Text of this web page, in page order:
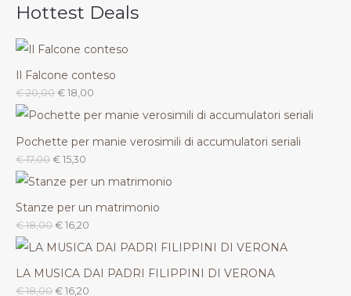
Hottest Deals
Il Falcone conteso
€20,00 € 18,00
Pochette per manie verosimili di accumulatori seriali
€17,00 € 15,30
Stanze per un matrimonio
€18,00 € 16,20
LA MUSICA DAI PADRI FILIPPINI DI VERONA
€18,00 € 16,20